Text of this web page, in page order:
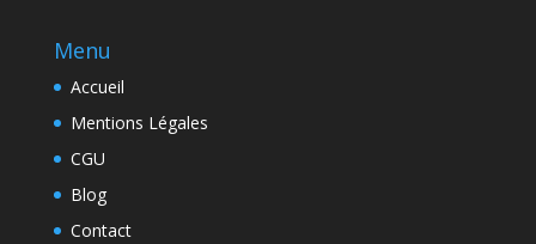
Menu
Accueil
Mentions Légales
CGU
Blog
Contact